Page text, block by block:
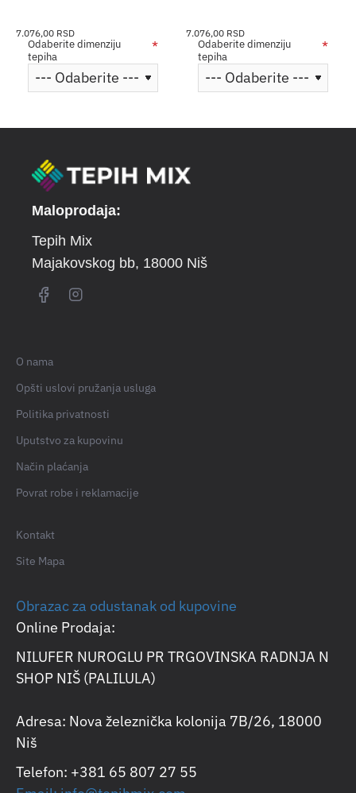
7.076,00 RSD
Odaberite dimenziju
tepiha
7.076,00 RSD
Odaberite dimenziju
tepiha
Maloprodaja:
Tepih Mix
Majakovskog bb, 18000 Niš
O nama
Opšti uslovi pružanja usluga
Politika privatnosti
Uputstvo za kupovinu
Način plaćanja
Povrat robe i reklamacije
Kontakt
Site Mapa
Obrazac za odustanak od kupovine
Online Prodaja:
NILUFER NUROGLU PR TRGOVINSKA RADNJA N
SHOP NIŠ (PALILULA)
Adresa: Nova železnička kolonija 7B/26, 18000
Niš
Telefon: +381 65 807 27 55